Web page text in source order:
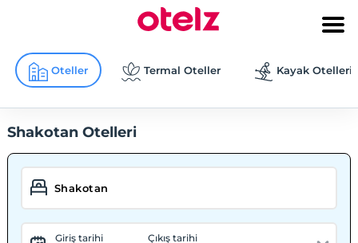
Oteller Termal Oteller Kayak Otelleri
Shakotan Otelleri
Giriş tarihi Çıkış tarihi